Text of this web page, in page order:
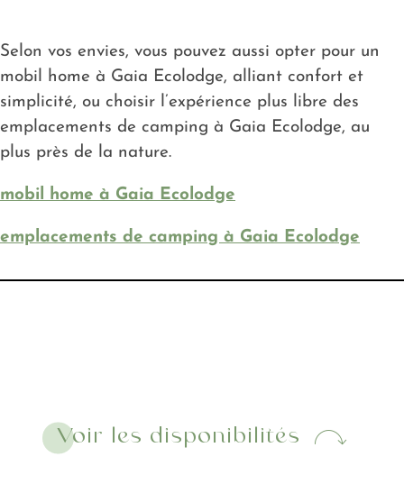
Selon vos envies, vous pouvez aussi opter pour un
mobil home à Gaia Ecolodge, alliant confort et
simplicité, ou choisir l’expérience plus libre des
emplacements de camping à Gaia Ecolodge, au
plus près de la nature.
mobil home à Gaia Ecolodge
emplacements de camping à Gaia Ecolodge
Voir les disponibilités